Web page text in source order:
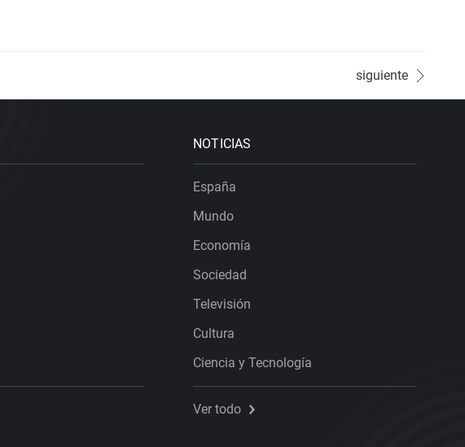
siguiente
NOTICIAS
España
Mundo
Economía
Sociedad
Televisión
Cultura
Ciencia y Tecnología
Ver todo